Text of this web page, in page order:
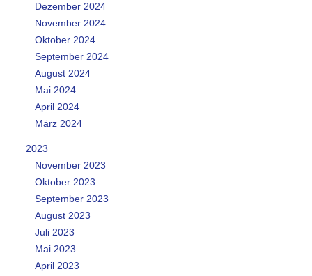
Dezember 2024
November 2024
Oktober 2024
September 2024
August 2024
Mai 2024
April 2024
März 2024
2023
November 2023
Oktober 2023
September 2023
August 2023
Juli 2023
Mai 2023
April 2023